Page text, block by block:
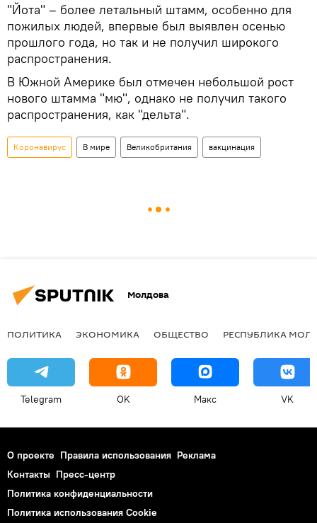
"Йота" – более летальный штамм, особенно для
пожилых людей, впервые был выявлен осенью
прошлого года, но так и не получил широкого
распространения.
В Южной Америке был отмечен небольшой рост
нового штамма "мю", однако не получил такого
распространения, как "дельта".
Коронавирус В мире Великобритания вакцинация
Молдова
ПОЛИТИКА ЭКОНОМИКА ОБЩЕСТВО РЕСПУБЛИКА
Telegram OK Макс VK
О проекте Правила использования Реклама
Контакты Пресс-центр
Политика конфиденциальности
Политика использования Cookie